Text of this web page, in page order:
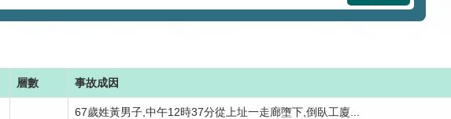
層數 事故成因
67歲姓黃男子,中午12時37分從上址一走廊墮下,倒臥工廈...